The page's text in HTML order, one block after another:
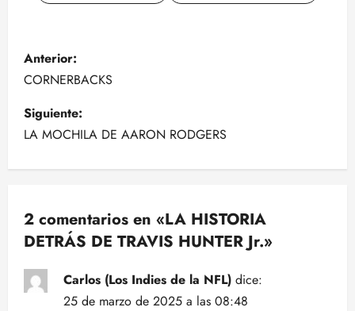
N
a
v
e
a
c
i
Anterior:
CORNERBACKS
Siguiente:
LA MOCHILA DE AARON RODGERS
2 comentarios en «LA HISTORIA
DETRÁS DE TRAVIS HUNTER Jr.»
Carlos (Los Indies de la NFL) dice:
25 de marzo de 2025 a las 08:48